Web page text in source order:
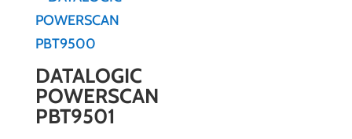
DATALOGIC
POWERSCAN
PBT9501